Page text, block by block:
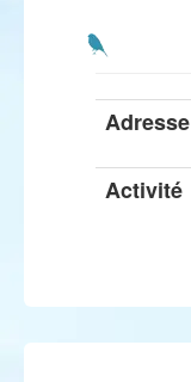
Adresse
Activité